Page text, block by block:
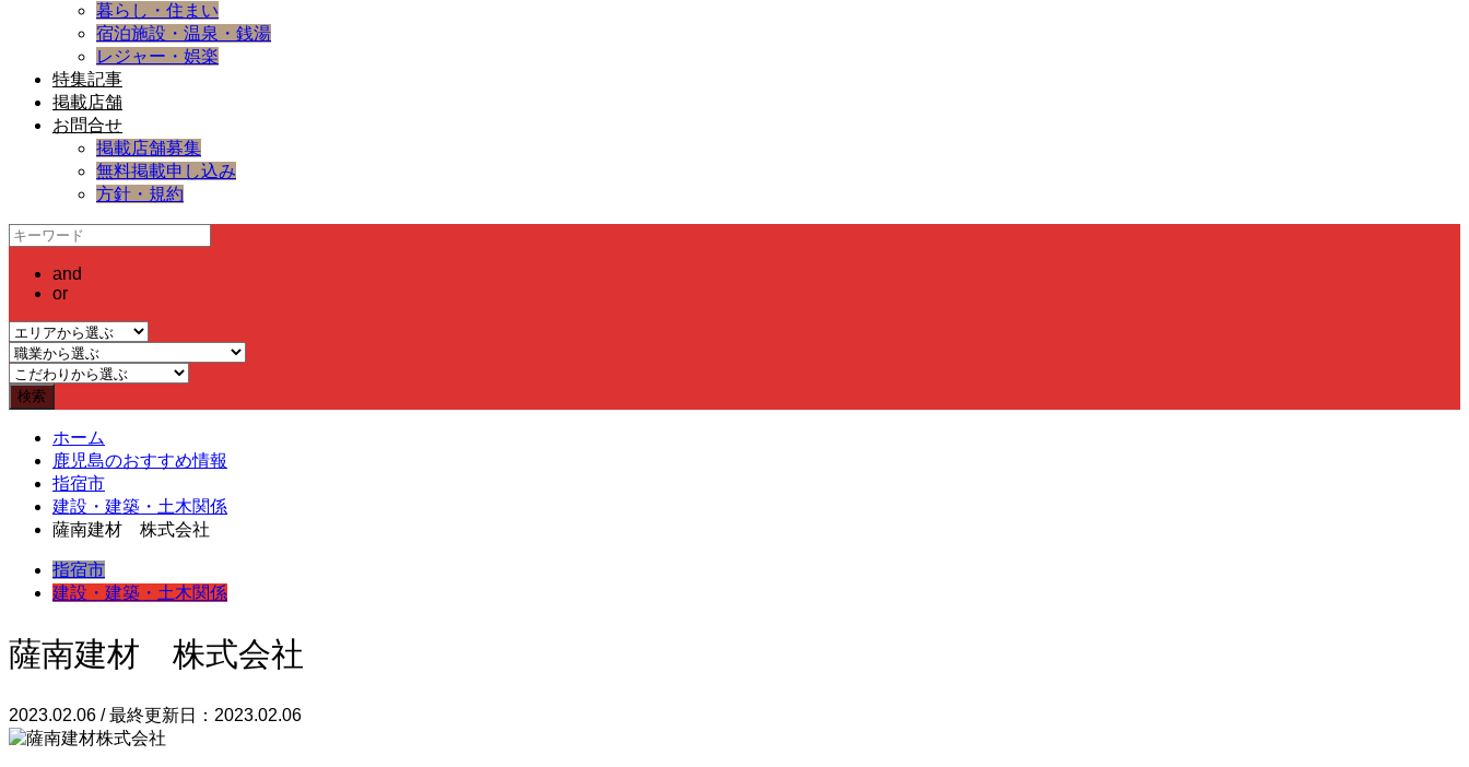
暮らし・住まい
宿泊施設・温泉・銭湯
レジャー・娯楽
特集記事
掲載店舗
お問合せ
掲載店舗募集
無料掲載申し込み
方針・規約
and
or
ホーム
鹿児島のおすすめ情報
指宿市
建設・建築・土木関係
薩南建材 株式会社
指宿市
建設・建築・土木関係
薩南建材 株式会社
2023.02.06 / 最終更新日：2023.02.06